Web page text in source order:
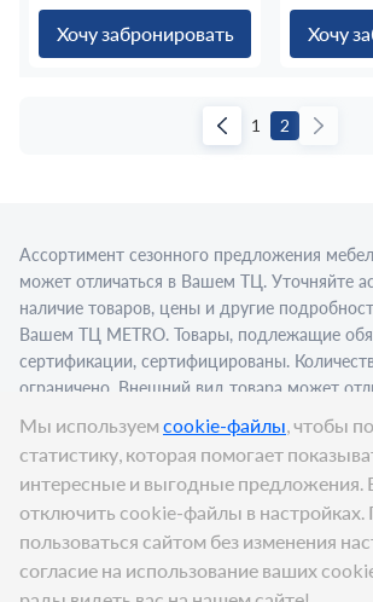
Хочу забронировать Хочу
1 2
Ассортимент сезонного предложения
может отличаться в Вашем ТЦ. Уточняйте
наличие товаров, цены и другие
Вашем ТЦ МЕТRО. Товары, подлежащие
сертификации, сертифицированы.
ограничено. Внешний вид товара может
изображения в рекламном материале. Для
алкогольной продукции для последующей
требуется алкогольная лицензия.
сервировки в стационарном торговом
Мы используем cookie-файлы, чтобы
статистику, которая помогает
интересные и выгодные
отключить cookie-файлы в
пользоваться сайтом без изменения
согласие на использование ваших